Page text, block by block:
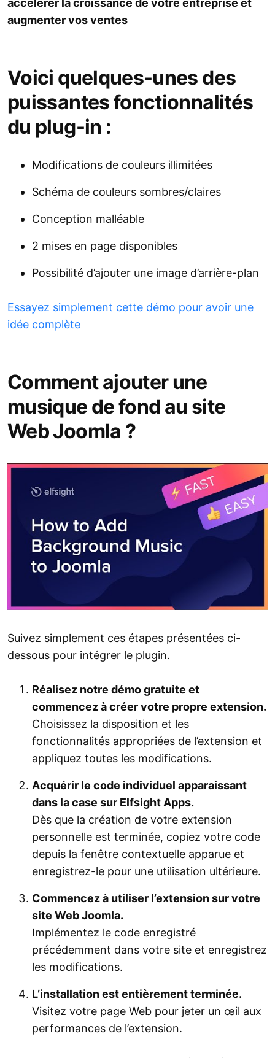
accélérer la croissance de votre entreprise et
augmenter vos ventes
Voici quelques-unes des
puissantes fonctionnalités
du plug-in :
Modifications de couleurs illimitées
Schéma de couleurs sombres/claires
Conception malléable
2 mises en page disponibles
Possibilité d’ajouter une image d’arrière-plan
Essayez simplement cette démo pour avoir une
idée complète
Comment ajouter une
musique de fond au site
Web Joomla ?
Suivez simplement ces étapes présentées ci-
dessous pour intégrer le plugin.
Réalisez notre démo gratuite et
commencez à créer votre propre extension.
Choisissez la disposition et les
fonctionnalités appropriées de l’extension et
appliquez toutes les modifications.
Acquérir le code individuel apparaissant
dans la case sur Elfsight Apps.
Dès que la création de votre extension
personnelle est terminée, copiez votre code
depuis la fenêtre contextuelle apparue et
enregistrez-le pour une utilisation ultérieure.
Commencez à utiliser l’extension sur votre
site Web Joomla.
Implémentez le code enregistré
précédemment dans votre site et enregistrez
les modifications.
L’installation est entièrement terminée.
Visitez votre page Web pour jeter un œil aux
performances de l’extension.